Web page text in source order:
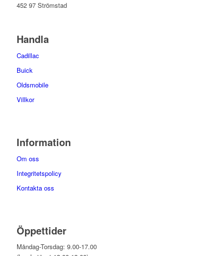
452 97 Strömstad
Handla
Cadillac
Buick
Oldsmobile
Villkor
Information
Om oss
Integritetspolicy
Kontakta oss
Öppettider
Måndag-Torsdag: 9.00-17.00